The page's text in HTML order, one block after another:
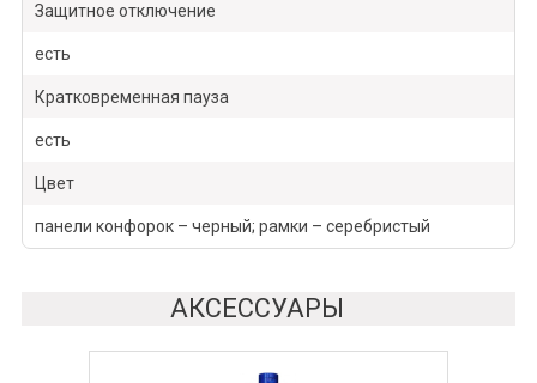
Защитное отключение
есть
Кратковременная пауза
есть
Цвет
панели конфорок – черный; рамки – серебристый
АКСЕССУАРЫ